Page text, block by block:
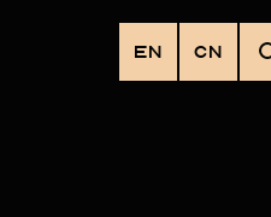
EN CN